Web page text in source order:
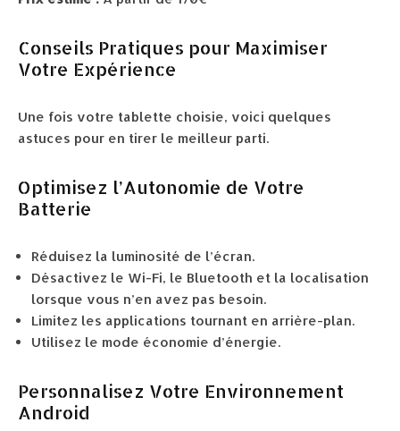
Conseils Pratiques pour Maximiser
Votre Expérience
Une fois votre tablette choisie, voici quelques
astuces pour en tirer le meilleur parti.
Optimisez l’Autonomie de Votre
Batterie
Réduisez la luminosité de l’écran.
Désactivez le Wi-Fi, le Bluetooth et la localisation
lorsque vous n’en avez pas besoin.
Limitez les applications tournant en arrière-plan.
Utilisez le mode économie d’énergie.
Personnalisez Votre Environnement
Android